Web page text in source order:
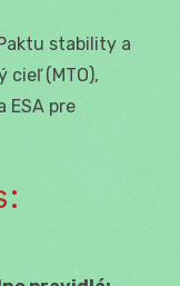
stability a
cieľ (MTO),
ESA pre